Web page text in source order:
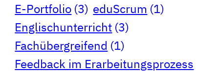
E-Portfolio (3) eduScrum (1)
Englischunterricht (3)
Fachübergreifend (1)
Feedback im Erarbeitungsprozess